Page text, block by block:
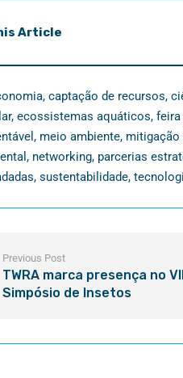
Article
, captação de recursos,
, ecossistemas aquáticos, feira
, meio ambiente, mitigação
, networking, parcerias
, sustentabilidade,
Previous Post
TWRA marca presença no
Simpósio de Insetos
Sustentabilidade em Foco